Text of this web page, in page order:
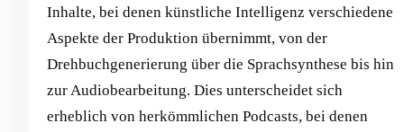
Inhalte, bei denen künstliche Intelligenz verschiedene
Aspekte der Produktion übernimmt, von der
Drehbuchgenerierung über die Sprachsynthese bis hin
zur Audiobearbeitung. Dies unterscheidet sich
erheblich von herkömmlichen Podcasts, bei denen